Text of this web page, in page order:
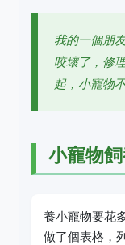
我的一個朋
咬壞了，修
起，小寵物
小寵物
養小寵物要花
做了個表格，